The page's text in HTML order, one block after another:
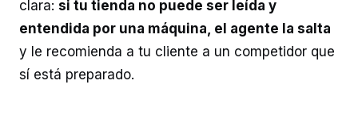
clara: si tu tienda no puede ser leída y
entendida por una máquina, el agente la salta
y le recomienda a tu cliente a un competidor que
sí está preparado.